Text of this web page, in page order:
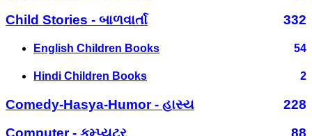
Child Stories - બાળવાર્તા
332
English Children Books 54
Hindi Children Books 2
Comedy-Hasya-Humor - હાસ્ય
228
Computer - કમ્પ્યુટર
88